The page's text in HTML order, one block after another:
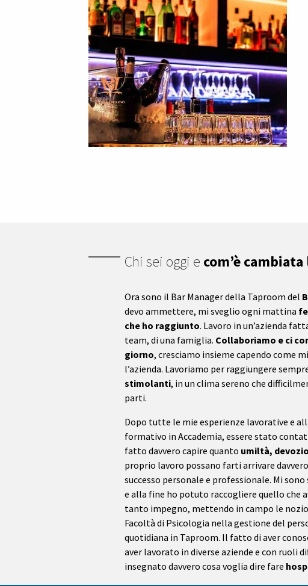
Chi sei oggi e com’è
Ora sono il Bar Manager della Taproom del
devo ammettere, mi sveglio ogni mattina
che ho raggiunto. Lavoro in un’azienda
team, di una famiglia. Collaboriamo e ci
giorno, cresciamo insieme capendo come
l’azienda. Lavoriamo per raggiungere
stimolanti, in un clima sereno che
parti.
Dopo tutte le mie esperienze lavorative e
formativo in Accademia, essere stato
fatto davvero capire quanto umiltà,
proprio lavoro possano farti arrivare
successo personale e professionale. Mi
e alla fine ho potuto raccogliere quello che
tanto impegno, mettendo in campo le
Facoltà di Psicologia nella gestione del
quotidiana in Taproom. Il fatto di aver
aver lavorato in diverse aziende e con ruoli
insegnato davvero cosa voglia dire fare